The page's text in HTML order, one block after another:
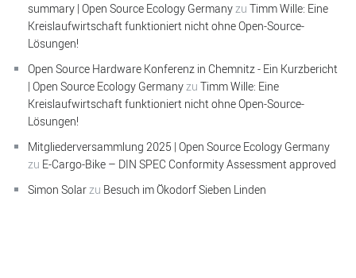
summary | Open Source Ecology Germanyzu Timm Wille: Eine
Kreislaufwirtschaft funktioniert nicht ohne Open-Source-
Lösungen!
Open Source Hardware Konferenz in Chemnitz - Ein Kurzbericht
| Open Source Ecology Germanyzu Timm Wille: Eine
Kreislaufwirtschaft funktioniert nicht ohne Open-Source-
Lösungen!
Mitgliederversammlung 2025 | Open Source Ecology Germany
zu E-Cargo-Bike – DIN SPEC Conformity Assessment approved
Simon Solarzu Besuch im Ökodorf Sieben Linden